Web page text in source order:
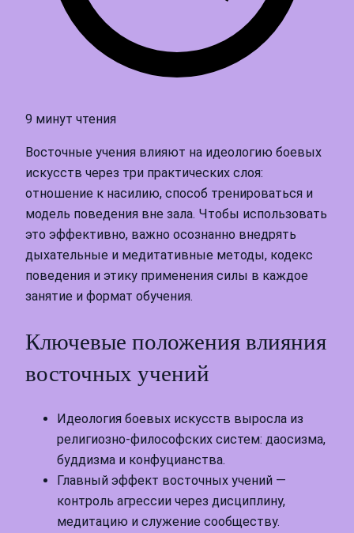
9 минут чтения
Восточные учения влияют на идеологию боевых
искусств через три практических слоя:
отношение к насилию, способ тренироваться и
модель поведения вне зала. Чтобы использовать
это эффективно, важно осознанно внедрять
дыхательные и медитативные методы, кодекс
поведения и этику применения силы в каждое
занятие и формат обучения.
Ключевые положения влияния
восточных учений
Идеология боевых искусств выросла из
религиозно-философских систем: даосизма,
буддизма и конфуцианства.
Главный эффект восточных учений —
контроль агрессии через дисциплину,
медитацию и служение сообществу.